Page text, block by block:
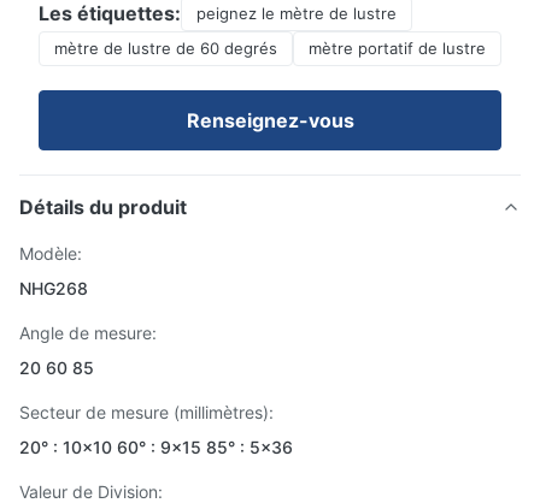
Les étiquettes:
peignez le mètre de lustre
mètre de lustre de 60 degrés
mètre portatif de lustre
Renseignez-vous
Détails du produit
Modèle:
NHG268
Angle de mesure:
20 60 85
Secteur de mesure (millimètres):
20° : 10x10 60° : 9x15 85° : 5x36
Valeur de Division: